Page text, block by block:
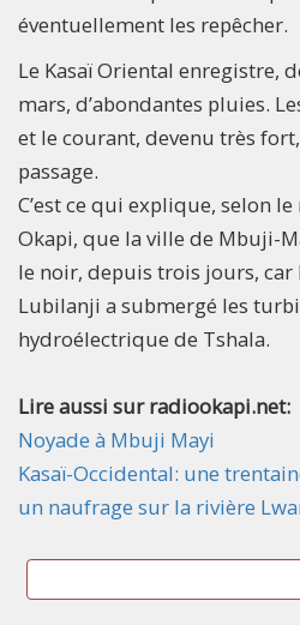
éventuellement les repêcher.
Le Kasaï Oriental enregistre,
mars, d’abondantes pluies.
et le courant, devenu très
passage.
C’est ce qui explique, selon
Okapi, que la ville de Mbuji-
le noir, depuis trois jours, car
Lubilanji a submergé les
hydroélectrique de Tshala.​
Lire aussi sur radiookapi.net:
Noyade à Mbuji Mayi
Kasaï-Occidental: une
un naufrage sur la rivière